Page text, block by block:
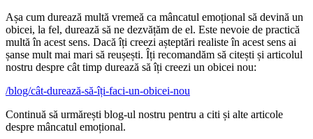
Așa cum durează multă vremeă ca mâncatul emoțional să devină un
obicei, la fel, durează să ne dezvățăm de el. Este nevoie de practică
multă în acest sens. Dacă îți creezi așteptări realiste în acest sens ai
șanse mult mai mari să reușești. Îți recomandăm să citești și articolul
nostru despre cât timp durează să îți creezi un obicei nou:
/blog/cât-durează-să-îți-faci-un-obicei-nou
Continuă să urmărești blog-ul nostru pentru a citi și alte articole
despre mâncatul emoțional.